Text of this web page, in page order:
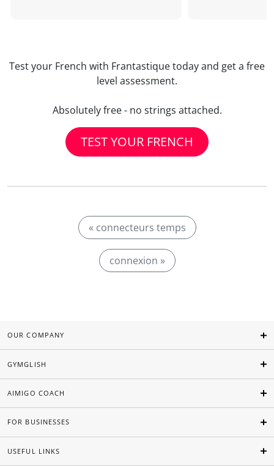
Test your French with Frantastique today and get a free
level assessment.
Absolutely free - no strings attached.
TEST YOUR FRENCH
« connecteurs temps
connexion »
OUR COMPANY
GYMGLISH
AIMIGO COACH
FOR BUSINESSES
USEFUL LINKS